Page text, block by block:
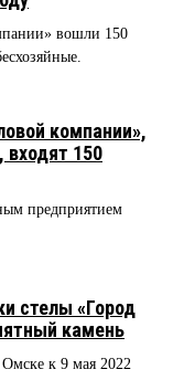
вошли 150
компании»,
входят 150
предприятием
стелы «Город
камень
Омске к 9 мая 2022